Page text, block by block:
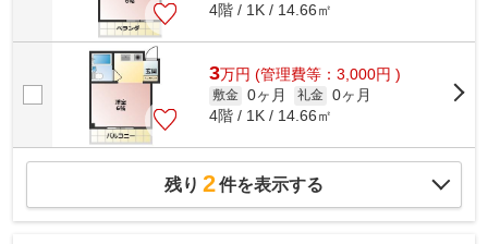
4階 / 1K / 14.66㎡
3万円 (管理費等：3,000円 )
敷金 0ヶ月 礼金 0ヶ月
4階 / 1K / 14.66㎡
残り 2件を表示する